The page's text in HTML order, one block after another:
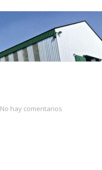
No hay comentarios